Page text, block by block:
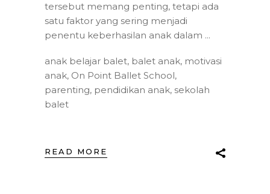
tersebut memang penting, tetapi ada
satu faktor yang sering menjadi
penentu keberhasilan anak dalam
anak belajar balet, balet anak, motivasi
anak, On Point Ballet School,
parenting, pendidikan anak, sekolah
balet
READ MORE